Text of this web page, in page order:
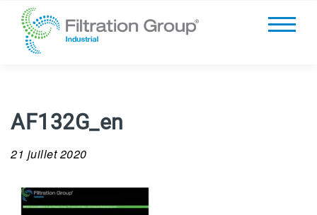
AF132G_en
21 juillet 2020